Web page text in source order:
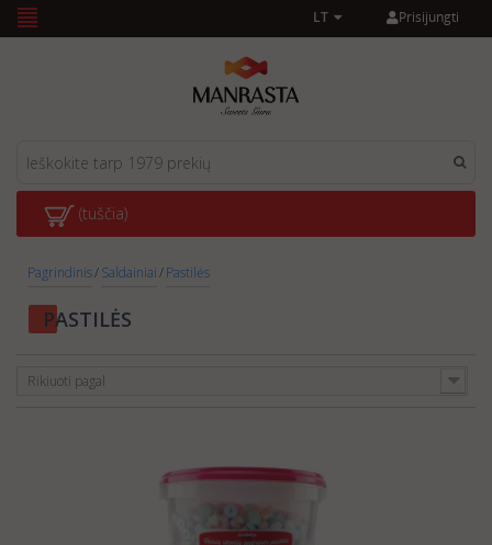
Prisijungti
LT
(tuščia)
Pagrindinis/Saldainiai/Pastilės
PASTILĖS
Rikiuoti pagal